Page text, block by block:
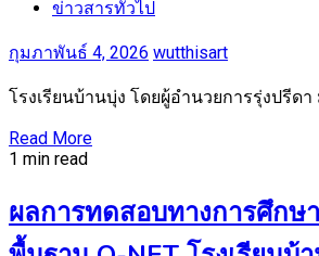
ข่าวสารทั่วไป
กุมภาพันธ์ 4, 2026 wutthisart
โรงเรียนบ้านบุ่ง โดยผู้อำนวยการรุ่งปรีด
Read More
1 min read
ผลการทดสอบทางการศึกษ